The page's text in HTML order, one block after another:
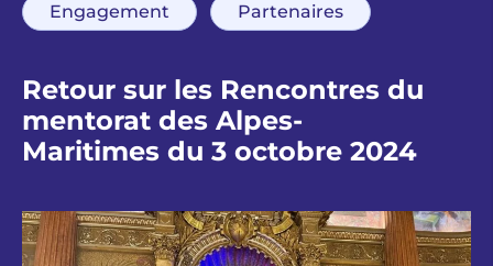
Engagement
Partenaires
Retour sur les Rencontres du
mentorat des Alpes-
Maritimes du 3 octobre 2024